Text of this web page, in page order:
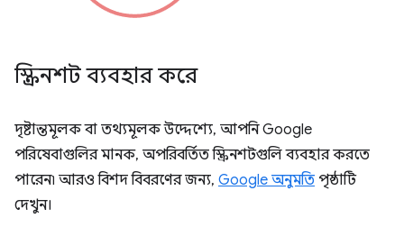
স্ক্রিনশট ব্যবহার করে
দৃষ্টান্তমূলক বা তথ্যমূলক উদ্দেশ্যে, আপনি Google
পরিষেবাগুলির মানক, অপরিবর্তিত স্ক্রিনশটগুলি ব্যবহার করতে
পারেন৷ আরও বিশদ বিবরণের জন্য, Google অনুমতি পৃষ্ঠাটি
দেখুন।